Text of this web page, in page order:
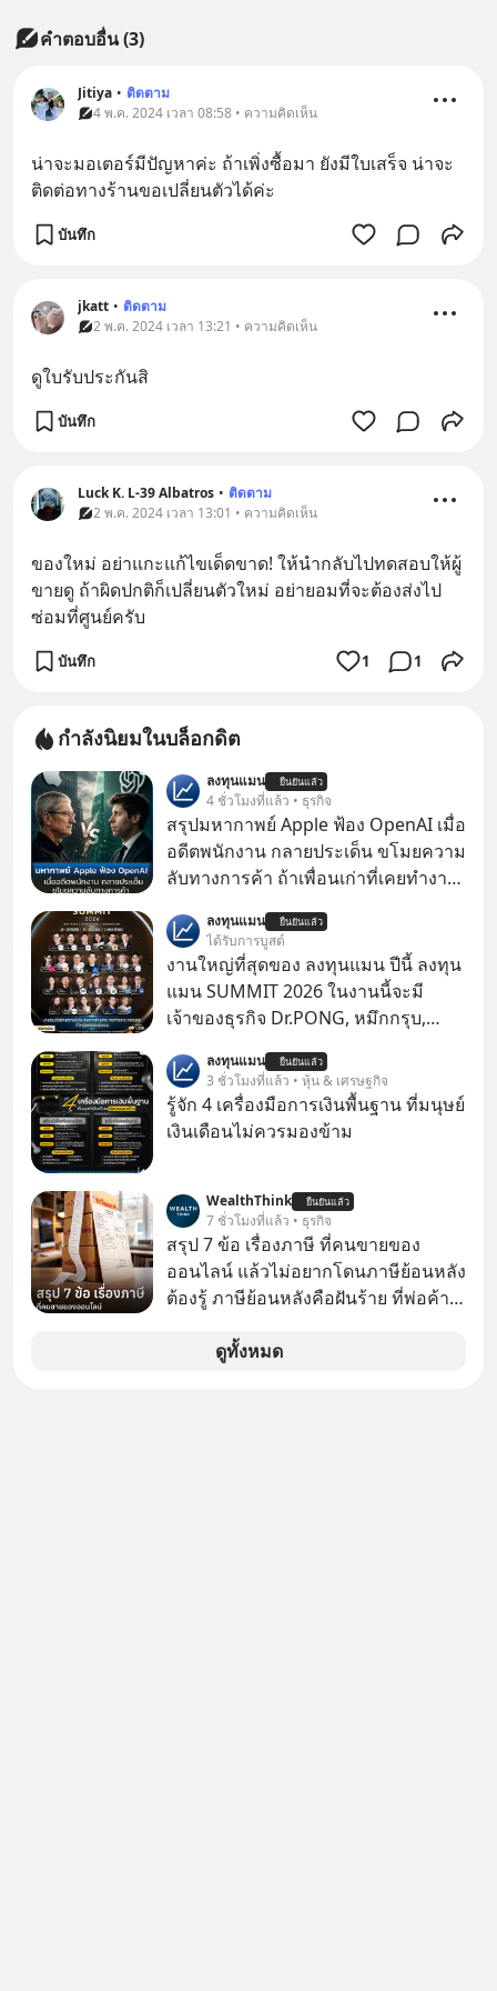
คำตอบอื่น(3)
Jitiya • ติดตาม
4 พ.ค. 2024 เวลา 08:58 • ความคิดเห็น
น่าจะมอเตอร์มีปัญหาค่ะ ถ้าเพิ่งซื้อมา ยังมีใบเสร็จ น่าจะ
ติดต่อทางร้านขอเปลี่ยนตัวได้ค่ะ
บันทึก
jkatt • ติดตาม
2 พ.ค. 2024 เวลา 13:21 • ความคิดเห็น
ดูใบรับประกันสิ
บันทึก
Luck K. L-39 Albatros • ติดตาม
2 พ.ค. 2024 เวลา 13:01 • ความคิดเห็น
ของใหม่ อย่าแกะแก้ไขเด็ดขาด! ให้นำกลับไปทดสอบให้ผู้
ขายดู ถ้าผิดปกติก็เปลี่ยนตัวใหม่ อย่ายอมที่จะต้องส่งไป
ซ่อมที่ศูนย์ครับ
บันทึก 1 1
กำลังนิยมในบล็อกดิต
ลงทุนแมน ยืนยันแล้ว
4 ชั่วโมงที่แล้ว • ธุรกิจ
สรุปมหากาพย์ Apple ฟ้อง OpenAI เมื่อ
อดีตพนักงาน กลายประเด็น ขโมยความ
ลับทางการค้า ถ้าเพื่อนเก่าที่เคยทำงาน
เก่าที่เขาเคยทำไว้ ตอนยังอยู่บริษัท
เดียวกัน
ลงทุนแมน ยืนยันแล้ว
ได้รับการบูสต์
งานใหญ่ที่สุดของ ลงทุนแมน ปีนี้ ลงทุน
แมน SUMMIT 2026 ในงานนี้จะมี
เจ้าของธุรกิจ Dr.PONG, หมึกกรุบ,
Fastwork, MizuMi, KARMART, อิชิตัน
มาแชร์ความรู้การสร้างธุรกิจ
ลงทุนแมน ยืนยันแล้ว
3 ชั่วโมงที่แล้ว • หุ้น & เศรษฐกิจ
รู้จัก 4 เครื่องมือการเงินพื้นฐาน ที่มนุษย์
เงินเดือนไม่ควรมองข้าม
WealthThink ยืนยันแล้ว
7 ชั่วโมงที่แล้ว • ธุรกิจ
สรุป 7 ข้อ เรื่องภาษี ที่คนขายของ
ออนไลน์ แล้วไม่อยากโดนภาษีย้อนหลัง
ต้องรู้ ภาษีย้อนหลังคือฝันร้าย ที่พ่อค้า
ดูทั้งหมด